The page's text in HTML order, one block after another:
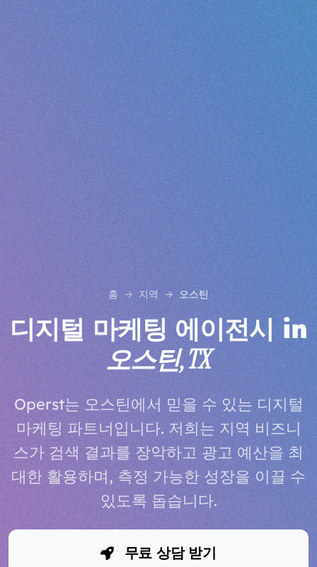
홈 지역 오스틴
디지털 마케팅 에이전시 in
오스틴, TX
Operst는 오스틴에서 믿을 수 있는 디지털
마케팅 파트너입니다. 저희는 지역 비즈니
스가 검색 결과를 장악하고 광고 예산을 최
대한 활용하며, 측정 가능한 성장을 이끌 수
있도록 돕습니다.
무료 상담 받기